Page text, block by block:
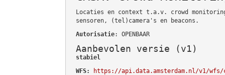
Locaties en context t.a.v. crowd
sensoren, (tel)camera's en beacons.
Autorisatie: OPENBAAR
Aanbevolen versie (v1)
stabiel
WFS:
https://api.data.amsterdam.nl/v1/wfs/